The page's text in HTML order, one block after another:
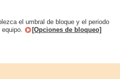
el umbral de bloque y el periodo
[Opciones de bloqueo]